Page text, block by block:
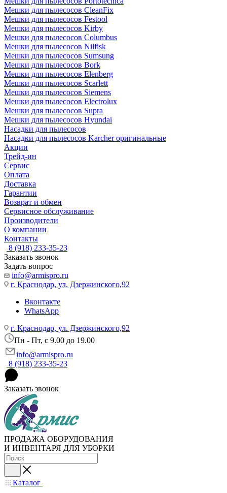
Мешки для пылесосов CleanFix
Мешки для пылесосов Festool
Мешки для пылесосов Kirby
Мешки для пылесосов Columbus
Мешки для пылесосов Nilfisk
Мешки для пылесосов Sumsung
Мешки для пылесосов Bork
Мешки для пылесосов Elenberg
Мешки для пылесосов Scarlett
Мешки для пылесосов Siemens
Мешки для пылесосов Electrolux
Мешки для пылесосов Supra
Мешки для пылесосов Hyundai
Насадки для пылесосов
Насадки для пылесосов Karcher оригинальные
Акции
Трейд-ин
Сервис
Оплата
Доставка
Гарантии
Возврат и обмен
Сервисное обслуживание
Производители
О компании
Контакты
8 (918) 233-35-23
Заказать звонок
Задать вопрос
info@armispro.ru
г. Краснодар, ул. Дзержинского,92
Вконтакте
WhatsApp
г. Краснодар, ул. Дзержинского,92
Пн - Пт, c 9.00 до 19.00
info@armispro.ru
8 (918) 233-35-23
Заказать звонок
ПРОДАЖА ОБОРУДОВАНИЯ
И ИНВЕНТАРЯ ДЛЯ УБОРКИ
Каталог